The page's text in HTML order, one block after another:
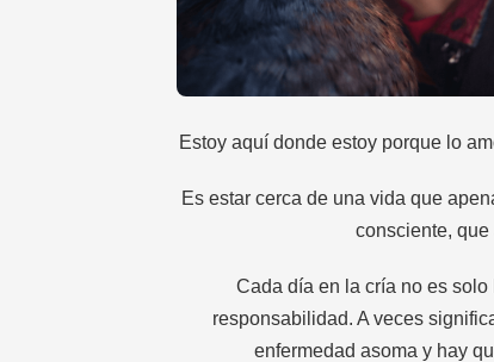
Estoy aquí donde estoy porque lo
Es estar cerca de una vida que
consciente,
Cada día en la cría no es
responsabilidad. A veces
enfermedad asoma y hay